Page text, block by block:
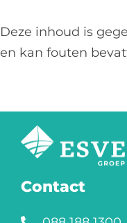
Deze inhoud is
en kan fouten
Contact